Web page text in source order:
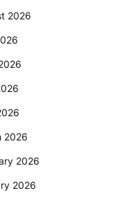
2026
2026
2026
2026